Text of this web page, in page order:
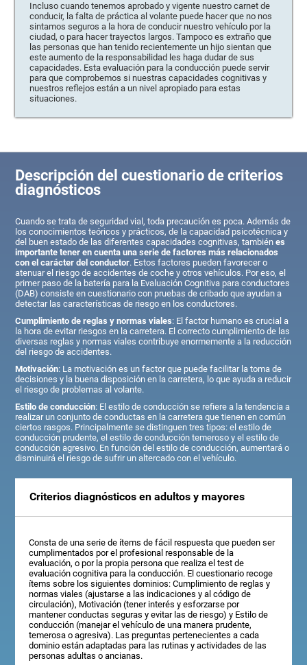
Incluso cuando tenemos aprobado y vigente nuestro carnet de
conducir, la falta de práctica al volante puede hacer que no nos
sintamos seguros a la hora de conducir nuestro vehículo por la
ciudad, o para hacer trayectos largos. Tampoco es extraño que
las personas que han tenido recientemente un hijo sientan que
este aumento de la responsabilidad les haga dudar de sus
capacidades. Esta evaluación para la conducción puede servir
para que comprobemos si nuestras capacidades cognitivas y
nuestros reflejos están a un nivel apropiado para estas
situaciones.
Descripción del cuestionario de criterios
diagnósticos
Cuando se trata de seguridad vial, toda precaución es poca. Además de
los conocimientos teóricos y prácticos, de la capacidad psicotécnica y
del buen estado de las diferentes capacidades cognitivas, tambiénes
importante tener en cuenta una serie de factores más relacionados
con el carácter del conductor. Estos factores pueden favorecer o
atenuar el riesgo de accidentes de coche y otros vehículos. Por eso, el
primer paso de la batería para la Evaluación Cognitiva para conductores
(DAB) consiste en cuestionario con pruebas de cribado que ayudan a
detectar las características de riesgo en los conductores.
Cumplimiento de reglas y normas viales: El factor humano es crucial a
la hora de evitar riesgos en la carretera. El correcto cumplimiento de las
diversas reglas y normas viales contribuye enormemente a la reducción
del riesgo de accidentes.
Motivación: La motivación es un factor que puede facilitar la toma de
decisiones y la buena disposición en la carretera, lo que ayuda a reducir
el riesgo de problemas al volante.
Estilo de conducción: El estilo de conducción se refiere a la tendencia a
realizar un conjunto de conductas en la carretera que tienen en común
ciertos rasgos. Principalmente se distinguen tres tipos: el estilo de
conducción prudente, el estilo de conducción temeroso y el estilo de
conducción agresivo. En función del estilo de conducción, aumentará o
disminuirá el riesgo de sufrir un altercado con el vehículo.
Criterios diagnósticos en adultos y mayores
Consta de una serie de ítems de fácil respuesta que pueden ser
cumplimentados por el profesional responsable de la
evaluación, o por la propia persona que realiza el test de
evaluación cognitiva para la conducción. El cuestionario recoge
ítems sobre los siguientes dominios: Cumplimiento de reglas y
normas viales (ajustarse a las indicaciones y al código de
circulación), Motivación (tener interés y esforzarse por
mantener conductas seguras y evitar las de riesgo) y Estilo de
conducción (manejar el vehículo de una manera prudente,
temerosa o agresiva). Las preguntas pertenecientes a cada
dominio están adaptadas para las rutinas y actividades de las
personas adultas o ancianas.